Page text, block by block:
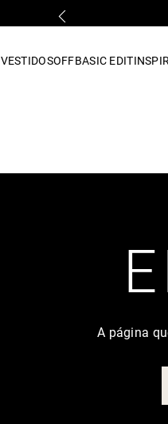
VESTIDOSOFFBASIC EDIT
A página